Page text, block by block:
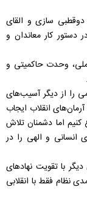
دوقطبی سازی و القای
دستور کار معاندان و
ملی، وحدت حاکمیتی و
را از دیگر آسیب‌های
انقلاب ایجاب
اما دشمنان تلاش
انسانی و الهی را در
با تقویت نهادهای
نظام فقط با انقلابی